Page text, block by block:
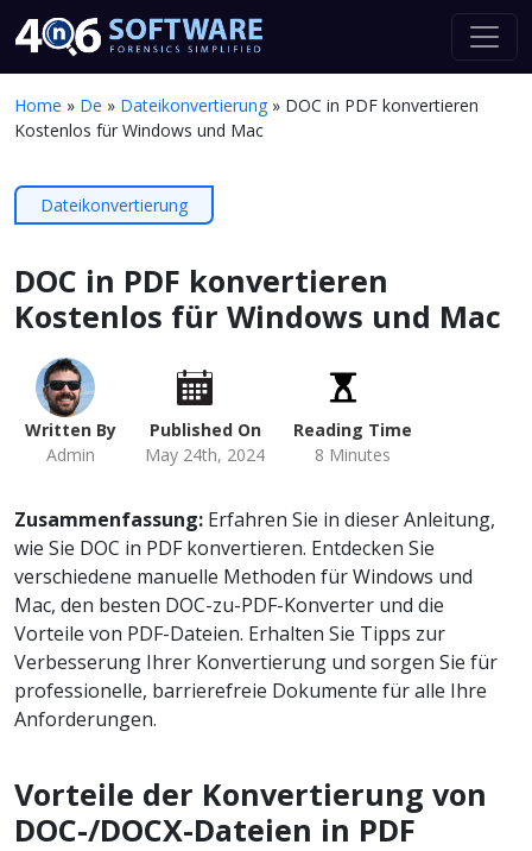
Home » De » Dateikonvertierung » DOC in PDF konvertieren
Kostenlos für Windows und Mac
Dateikonvertierung
DOC in PDF konvertieren
Kostenlos für Windows und Mac
Written By
Admin
Published On
May 24th, 2024
Reading Time
8 Minutes
Zusammenfassung: Erfahren Sie in dieser Anleitung,
wie Sie DOC in PDF konvertieren. Entdecken Sie
verschiedene manuelle Methoden für Windows und
Mac, den besten DOC-zu-PDF-Konverter und die
Vorteile von PDF-Dateien. Erhalten Sie Tipps zur
Verbesserung Ihrer Konvertierung und sorgen Sie für
professionelle, barrierefreie Dokumente für alle Ihre
Anforderungen.
Vorteile der Konvertierung von
DOC-/DOCX-Dateien in PDF